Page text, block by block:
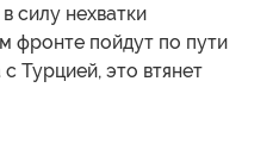
силу нехватки
фронте пойдут по пути
Турцией, это втянет